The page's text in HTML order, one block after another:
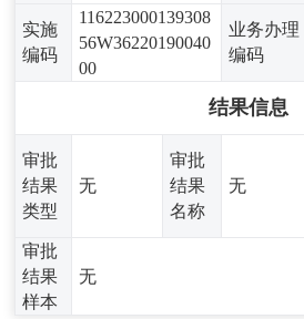
实施
编码
116223000139308
56W36220190040
00
业务办理
编码
结果信息
审批
结果
类型
无
审批
结果
名称
无
审批
结果
样本
无